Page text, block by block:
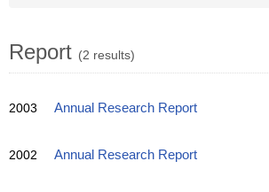
Report (2 results)
2003 Annual Research Report
2002 Annual Research Report